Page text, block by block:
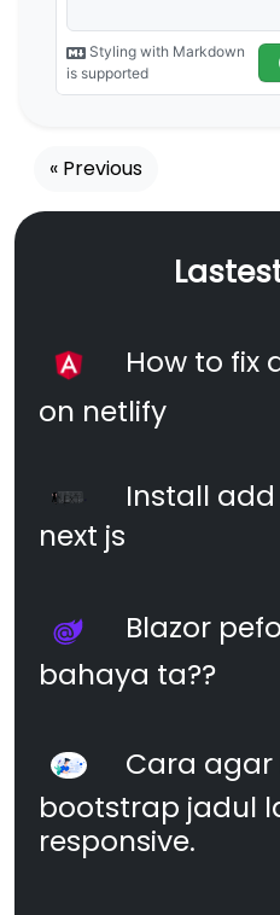
« Previous
How to fix
on netlify
Install
next js
Blazor
bahaya ta??
Cara
bootstrap jadul
responsive.